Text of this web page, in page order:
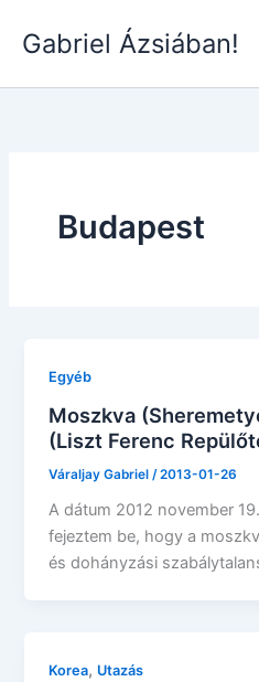
Gabriel Ázsiában!
Budapest
Egyéb
Moszkva
(Liszt Ferenc
Váraljay Gabriel /2013-01-26
A dátum 2012 november
fejeztem be, hogy a
és dohányzási
Korea, Utazás